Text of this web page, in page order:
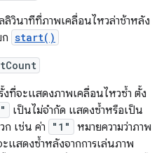
ลิวินาทีที่ภาพเคลื่อนไหวล่าช้าหลัง
ก start()
งที่จะแสดงภาพเคลื่อนไหวซ้ำ ตั้ง
เป็นไม่จำกัด แสดงซ้ำหรือเป็น
ก เช่น ค่า
"1"
หมายความว่าภาพ
แสดงซ้ำหลังจากการเล่นภาพ